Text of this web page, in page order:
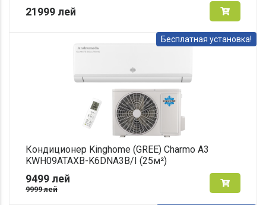
21999 лей
Бесплатная установка!
Кондиционер Kinghome (GREE) Charmo A3
KWH09ATAXB-K6DNA3B/I (25м²)
9499 лей
9999лей